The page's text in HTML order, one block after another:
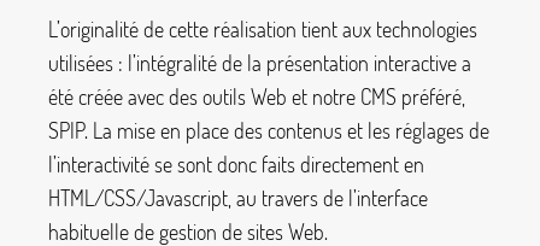
L’originalité de cette réalisation tient aux technologies
utilisées : l’intégralité de la présentation interactive a
été créée avec des outils Web et notre CMS préféré,
SPIP. La mise en place des contenus et les réglages de
l’interactivité se sont donc faits directement en
HTML/CSS/Javascript, au travers de l’interface
habituelle de gestion de sites Web.